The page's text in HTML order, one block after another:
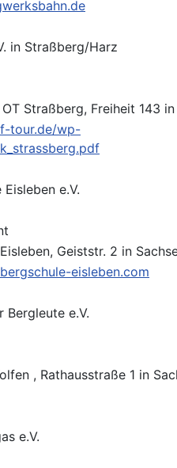
in Straßberg/Harz
Straßberg, Freiheit 143
tour.de/wp-
e.V.
Geiststr. 2 in
eisleben.com
e.V.
, Rathausstraße 1 in
e.V.